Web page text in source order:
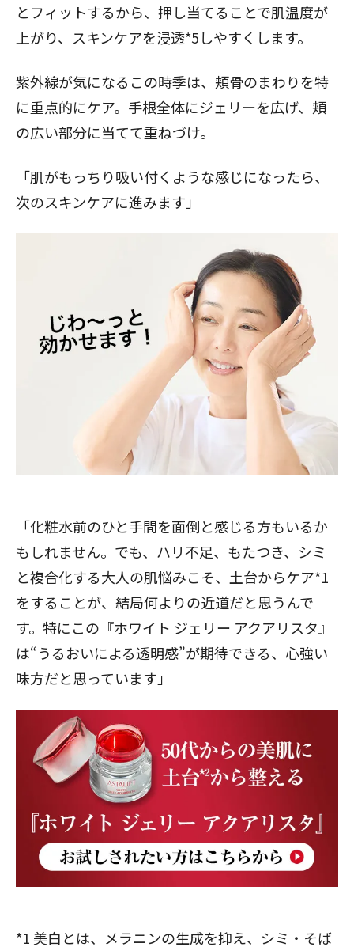
とフィットするから、押し当てることで肌温度が
上がり、スキンケアを浸透*5しやすくします。
紫外線が気になるこの時季は、頬骨のまわりを特
に重点的にケア。手根全体にジェリーを広げ、頬
の広い部分に当てて重ねづけ。
「肌がもっちり吸い付くような感じになったら、
次のスキンケアに進みます」
「化粧水前のひと手間を面倒と感じる方もいるか
もしれません。でも、ハリ不足、もたつき、シミ
と複合化する大人の肌悩みこそ、土台からケア*1
をすることが、結局何よりの近道だと思うんで
す。特にこの『ホワイト ジェリー アクアリスタ』
は“うるおいによる透明感”が期待できる、心強い
味方だと思っています」
*1 美白とは、メラニンの生成を抑え、シミ・そば